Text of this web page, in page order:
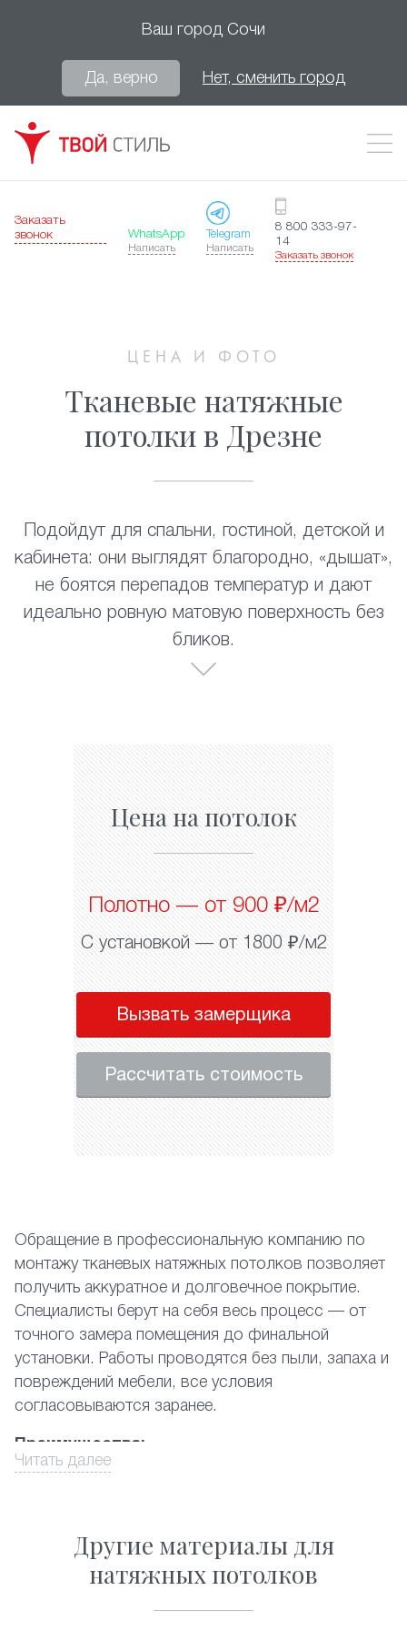
Ваш город Сочи
Да, верно Нет, сменить город
Заказать
звонок
WhatsApp
Написать
Telegram
Написать
8 800 333-97-
14
Заказать звонок
ЦЕНА И ФОТО
Тканевые натяжные
потолки в Дрезне
Подойдут для спальни, гостиной, детской и
кабинета: они выглядят благородно, «дышат»,
не боятся перепадов температур и дают
идеально ровную матовую поверхность без
бликов.
Цена на потолок
Полотно — от 900 ₽/м2
С установкой — от 1800 ₽/м2
Вызвать замерщика
Рассчитать стоимость
Обращение в профессиональную компанию по
монтажу тканевых натяжных потолков позволяет
получить аккуратное и долговечное покрытие.
Специалисты берут на себя весь процесс — от
точного замера помещения до финальной
установки. Работы проводятся без пыли, запаха и
повреждений мебели, все условия
согласовываются заранее.
Преимущества:
установка без демонтажа отделки или мебели;
контроль качества материала/крепежа на
Читать далее
Другие материалы для
натяжных потолков